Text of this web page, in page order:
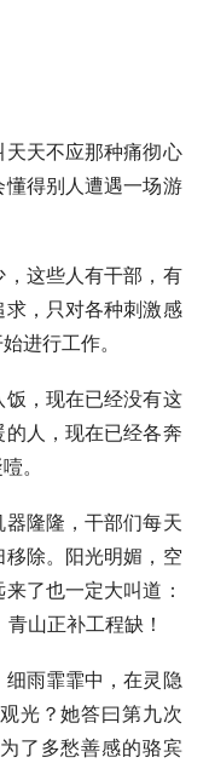
天不应那种痛彻心
懂得别人遭遇一场游
这些人有干部，有
，只对各种刺激感
进行工作。
饭，现在已经没有这
人，现在已经各奔
。
隆隆，干部们每天
除。阳光明媚，空
了也一定大叫道：
山正补工程缺！
雨霏霏中，在灵隐
光？她答曰第九次
了多愁善感的骆宾